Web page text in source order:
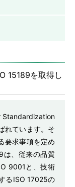
15189を取得し
Standardization
れています。そ
要求事項を定め
は、従来の品質
9001と、技術
るISO 17025の